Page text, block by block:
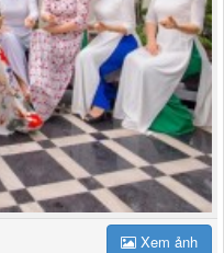
Xem ảnh